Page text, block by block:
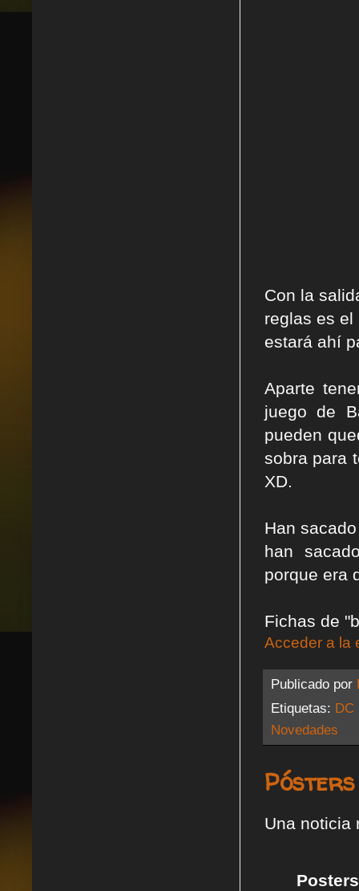
Con la
reglas es el
estará ahí
Aparte
juego de
pueden
sobra para
XD.
Han
han
porque era
Fichas de
Acceder a la
Publicado por
Etiquetas: DC
Novedades
Una noticia